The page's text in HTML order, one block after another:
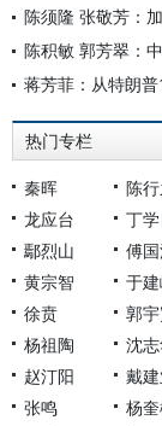
热门专栏
秦晖 陈行
龙应台
丁学
鄢烈山
傅
黄宗智
于
徐贲
郭
杨祖陶
沈
赵汀阳
戴
张鸣
杨